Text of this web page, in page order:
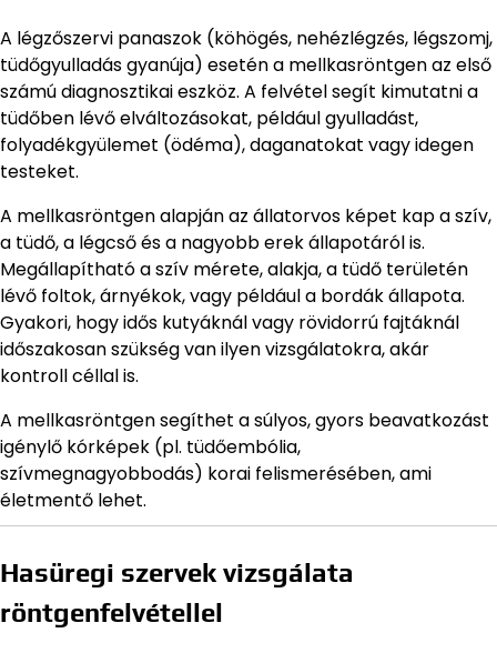
A légzőszervi panaszok (köhögés, nehézlégzés, légszomj,
tüdőgyulladás gyanúja) esetén a mellkasröntgen az első
számú diagnosztikai eszköz. A felvétel segít kimutatni a
tüdőben lévő elváltozásokat, például gyulladást,
folyadékgyülemet (ödéma), daganatokat vagy idegen
testeket.
A mellkasröntgen alapján az állatorvos képet kap a szív,
a tüdő, a légcső és a nagyobb erek állapotáról is.
Megállapítható a szív mérete, alakja, a tüdő területén
lévő foltok, árnyékok, vagy például a bordák állapota.
Gyakori, hogy idős kutyáknál vagy rövidorrú fajtáknál
időszakosan szükség van ilyen vizsgálatokra, akár
kontroll céllal is.
A mellkasröntgen segíthet a súlyos, gyors beavatkozást
igénylő kórképek (pl. tüdőembólia,
szívmegnagyobbodás) korai felismerésében, ami
életmentő lehet.
Hasüregi szervek vizsgálata
röntgenfelvétellel